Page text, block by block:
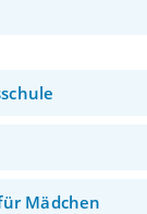
Mädchen